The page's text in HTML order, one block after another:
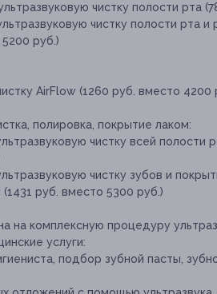
чистку полости рта
чистку полости рта
руб.)
AirFlow (1260 руб. вместо 4200
полировка, покрытие лаком:
чистку всей полости
чистку зубов и
(1431 руб. вместо 5300 руб.)
на комплексную процедуру
услуги:
подбор зубной пасты,